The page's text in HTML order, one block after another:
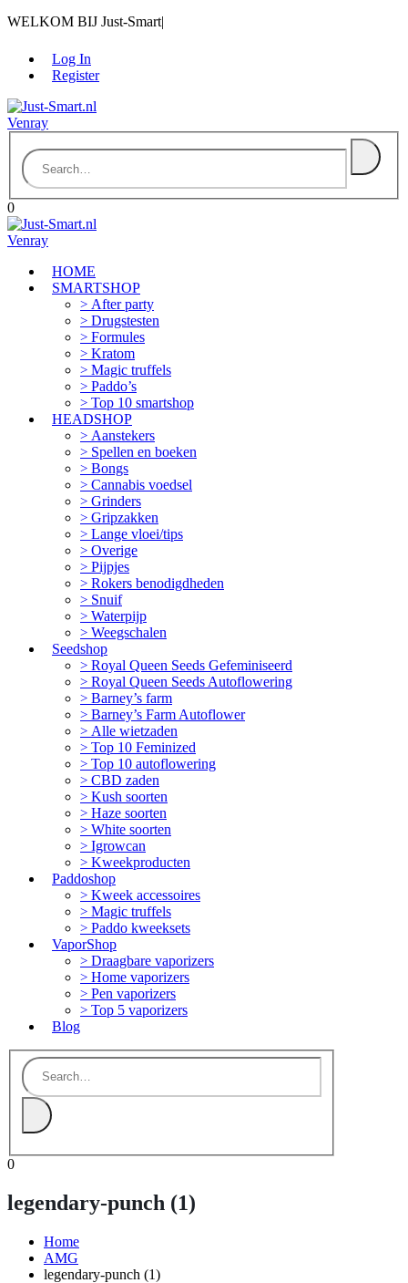
WELKOM BIJ Just-Smart|
Log In
Register
0
HOME
SMARTSHOP
After party
Drugstesten
Formules
Kratom
Magic truffels
Paddo’s
Top 10 smartshop
HEADSHOP
Aanstekers
Spellen en boeken
Bongs
Cannabis voedsel
Grinders
Gripzakken
Lange vloei/tips
Overige
Pijpjes
Rokers benodigdheden
Snuif
Waterpijp
Weegschalen
Seedshop
Royal Queen Seeds Gefeminiseerd
Royal Queen Seeds Autoflowering
Barney’s farm
Barney’s Farm Autoflower
Alle wietzaden
Top 10 Feminized
Top 10 autoflowering
CBD zaden
Kush soorten
Haze soorten
White soorten
Igrowcan
Kweekproducten
Paddoshop
Kweek accessoires
Magic truffels
Paddo kweeksets
VaporShop
Draagbare vaporizers
Home vaporizers
Pen vaporizers
Top 5 vaporizers
Blog
0
legendary-punch (1)
Home
AMG
legendary-punch (1)